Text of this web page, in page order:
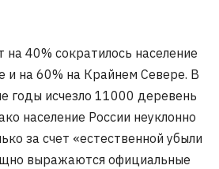
на 40% сократилось население
и на 60% на Крайнем Севере. В
годы исчезло 11000 деревень
население России неуклонно
за счет «естественной убыли
выражаются официальные